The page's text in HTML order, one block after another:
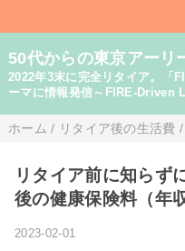
50代からの東京アーリ
2022年3末に完全リタイア。「
ーマに情報発信～FIRE-
ホーム / リタイア後の生活費 /
リタイア前に知らず
後の健康保険料（年
2023-02-01